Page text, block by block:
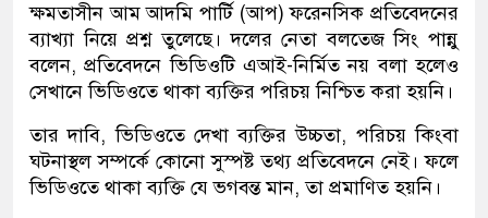
ক্ষমতাসীন আম আদমি পার্টি (আপ) ফরেনসিক প্রতিবেদনের
ব্যাখ্যা নিয়ে প্রশ্ন তুলেছে। দলের নেতা বলতেজ সিং পান্নু
বলেন, প্রতিবেদনে ভিডিওটি এআই-নির্মিত নয় বলা হলেও
সেখানে ভিডিওতে থাকা ব্যক্তির পরিচয় নিশ্চিত করা হয়নি।
তার দাবি, ভিডিওতে দেখা ব্যক্তির উচ্চতা, পরিচয় কিংবা
ঘটনাস্থল সম্পর্কে কোনো সুস্পষ্ট তথ্য প্রতিবেদনে নেই। ফলে
ভিডিওতে থাকা ব্যক্তি যে ভগবন্ত মান, তা প্রমাণিত হয়নি।